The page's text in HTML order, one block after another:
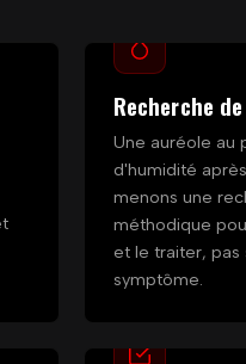
Recherche
Une auréole au
d'humidité
menons une
méthodique
et le traiter, pas
symptôme.